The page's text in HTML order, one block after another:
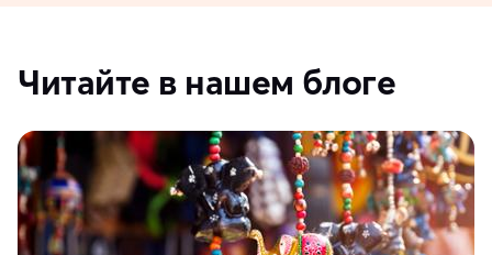
Читайте в нашем блоге